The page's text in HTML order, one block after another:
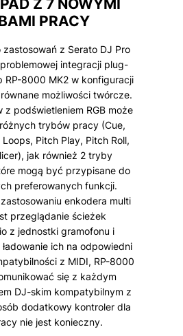
Z 7 NOWYMI
PRACY
z Serato DJ Pro
integracji plug-
RP-8000 MK2 w konfiguracji
możliwości twórcze.
podświetleniem RGB może
trybów pracy (Cue,
Pitch Play, Pitch Roll,
jak również 2 tryby
mogą być przypisane do
preferowanych funkcji.
enkodera multi
przeglądanie ścieżek
z jednostki gramofonu i
ich na odpowiedni
z MIDI, RP-8000
się z każdym
DJ-skim kompatybilnym z
dodatkowy kontroler dla
nie jest konieczny.